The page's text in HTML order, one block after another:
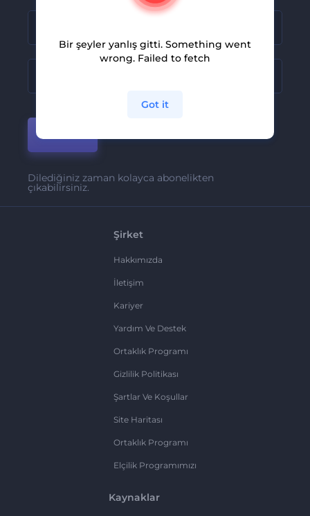
Dilediğiniz zaman kolayca abonelikten
çıkabilirsiniz.
Şirket
Hakkımızda
İletişim
Kariyer
Yardım Ve Destek
Ortaklık Programı
Gizlilik Politikası
Şartlar Ve Koşullar
Site Haritası
Ortaklık Programı
Elçilik Programımızı
Kaynaklar
Bir şeyler yanlış gitti. Something went
wrong. Failed to fetch
Got it